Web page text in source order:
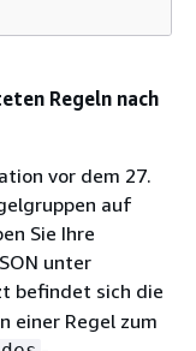
Regeln nach
vor dem 27.
auf
Sie Ihre
unter
befindet sich die
einer Regel zum